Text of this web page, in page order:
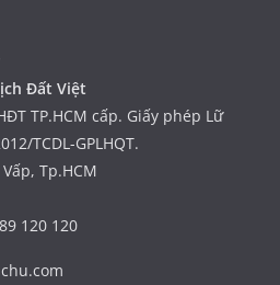
Đất Việt
TP.HCM cấp. Giấy phép Lữ
TCDL-GPLHQT.
Tp.HCM
120 120